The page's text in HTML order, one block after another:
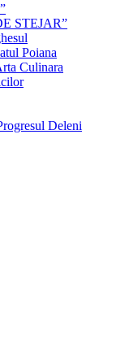
STEJAR”
Poiana
Culinara
Deleni